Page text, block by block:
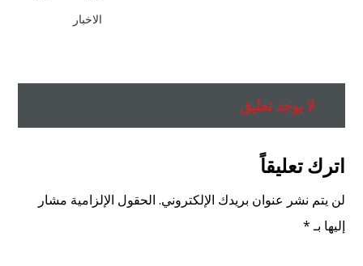
الاخبار
لا يوجد تعليق
اترك تعليقاً
لن يتم نشر عنوان بريدك الإلكتروني. الحقول الإلزامية مشار
إليها بـ*